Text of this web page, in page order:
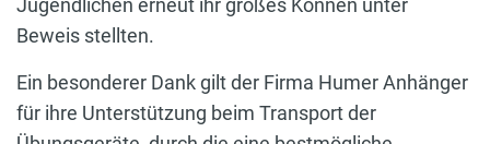
Jugendlichen erneut ihr großes Können unter
Beweis stellten.
Ein besonderer Dank gilt der Firma Humer Anhänger
für ihre Unterstützung beim Transport der